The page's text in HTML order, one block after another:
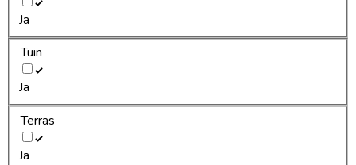
Ja
Tuin
Ja
Terras
Ja